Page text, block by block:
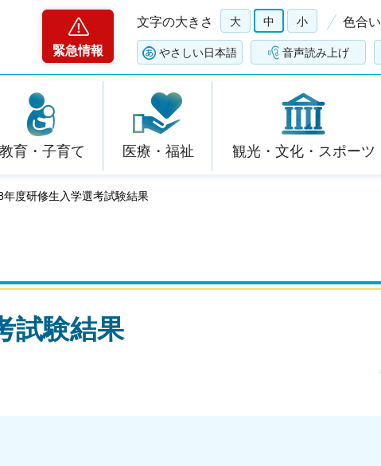
緊急情報
文字の大きさ 大 中 小 色合い
やさしい日本語 音声読み上げ
教育・子育て 医療・福祉 観光・文化・スポーツ
年度研修生入学選考試験結果
試験結果